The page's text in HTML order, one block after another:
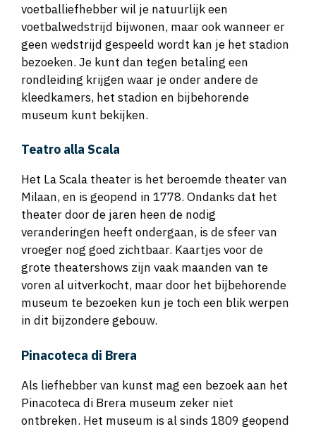
voetballiefhebber wil je natuurlijk een
voetbalwedstrijd bijwonen, maar ook wanneer er
geen wedstrijd gespeeld wordt kan je het stadion
bezoeken. Je kunt dan tegen betaling een
rondleiding krijgen waar je onder andere de
kleedkamers, het stadion en bijbehorende
museum kunt bekijken.
Teatro alla Scala
Het La Scala theater is het beroemde theater van
Milaan, en is geopend in 1778. Ondanks dat het
theater door de jaren heen de nodig
veranderingen heeft ondergaan, is de sfeer van
vroeger nog goed zichtbaar. Kaartjes voor de
grote theatershows zijn vaak maanden van te
voren al uitverkocht, maar door het bijbehorende
museum te bezoeken kun je toch een blik werpen
in dit bijzondere gebouw.
Pinacoteca di Brera
Als liefhebber van kunst mag een bezoek aan het
Pinacoteca di Brera museum zeker niet
ontbreken. Het museum is al sinds 1809 geopend